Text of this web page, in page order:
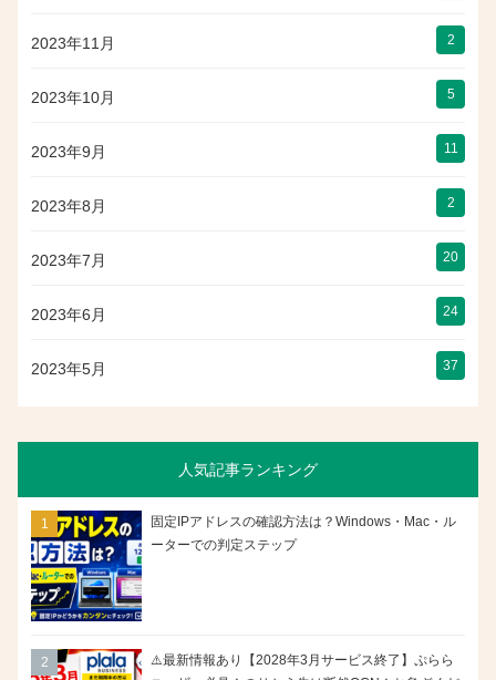
2023年11月 2
2023年10月 5
2023年9月 11
2023年8月 2
2023年7月 20
2023年6月 24
2023年5月 37
人気記事ランキング
固定IPアドレスの確認方法は？Windows・Mac・ル
ーターでの判定ステップ
⚠️最新情報あり【2028年3月サービス終了】ぷらら